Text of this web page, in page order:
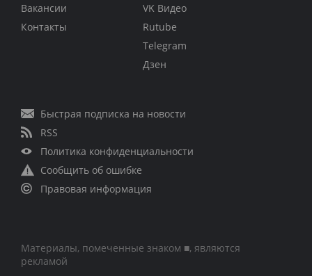
Вакансии
Контакты
VK Видео
Rutube
Telegram
Дзен
Быстрая подписка на новости
RSS
Политика конфиденциальности
Сообщить об ошибке
Правовая информация
Материалы, помеченные знаком ■, являются
рекламой